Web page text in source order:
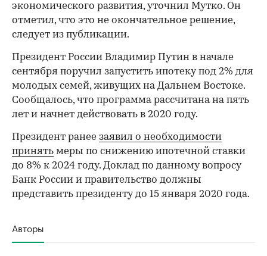
экономического развития, уточнил Мутко. Он
отметил, что это не окончательное решение,
следует из публикации.
Президент России Владимир Путин в начале
сентября поручил запустить ипотеку под 2% для
молодых семей, живущих на Дальнем Востоке.
Сообщалось, что программа рассчитана на пять
лет и начнет действовать в 2020 году.
Президент ранее заявил о необходимости
принять меры по снижению ипотечной ставки
до 8% к 2024 году. Доклад по данному вопросу
Банк России и правительство должны
представить президенту до 15 января 2020 года.
Авторы